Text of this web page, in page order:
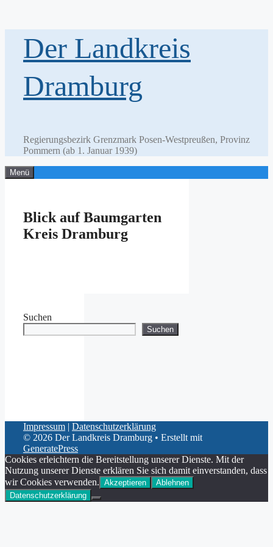
springenDer Landkreis
Dramburg
Regierungsbezirk Grenzmark Posen-Westpreußen, Provinz
Pommern (ab 1. Januar 1939)
Menü
Blick auf Baumgarten
Kreis Dramburg
Suchen
Suchen
Impressum | Datenschutzerklärung
© 2026 Der Landkreis Dramburg • Erstellt mit
GeneratePress
Cookies erleichtern die Bereitstellung unserer Dienste. Mit der
Nutzung unserer Dienste erklären Sie sich damit einverstanden, dass
wir Cookies verwenden. Akzeptieren
Ablehnen
Datenschutzerklärung